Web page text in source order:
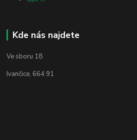
Kde nás najdete
Ve sboru 18
Ivančice, 664 91